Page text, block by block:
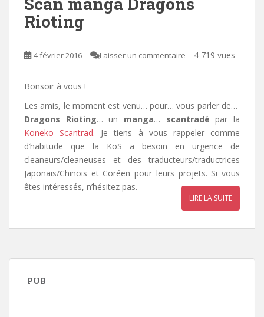
Rioting
4 février 2016 Laisser un commentaire 4 719 vues
Bonsoir à vous !
Les amis, le moment est venu… pour… vous parler de…
Dragons Rioting… un manga… scantradé par la
Koneko Scantrad. Je tiens à vous rappeler comme
d’habitude que la KoS a besoin en urgence de
cleaneurs/cleaneuses et des traducteurs/traductrices
Japonais/Chinois et Coréen pour leurs projets. Si vous
êtes intéressés, n’hésitez pas.
LIRE LA SUITE
PUB